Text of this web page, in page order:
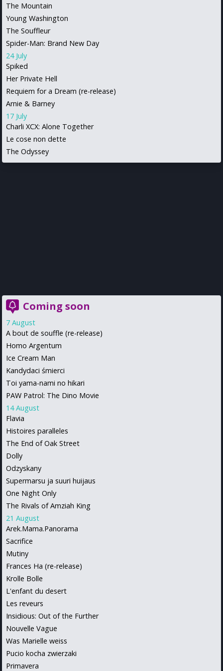
The Mountain
Young Washington
The Souffleur
Spider-Man: Brand New Day
24 July
Spiked
Her Private Hell
Requiem for a Dream (re-release)
Arnie & Barney
17 July
Charli XCX: Alone Together
Le cose non dette
The Odyssey
Coming soon
7 August
A bout de souffle (re-release)
Homo Argentum
Ice Cream Man
Kandydaci śmierci
Toi yama-nami no hikari
PAW Patrol: The Dino Movie
14 August
Flavia
Histoires paralleles
The End of Oak Street
Dolly
Odzyskany
Supermarsu ja suuri huijaus
One Night Only
The Rivals of Amziah King
21 August
Arek.Mama.Panorama
Sacrifice
Mutiny
Frances Ha (re-release)
Krolle Bolle
L'enfant du desert
Les reveurs
Insidious: Out of the Further
Nouvelle Vague
Was Marielle weiss
Pucio kocha zwierzaki
Primavera